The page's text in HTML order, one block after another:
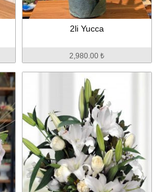
2li Yucca
2,980.00 ₺